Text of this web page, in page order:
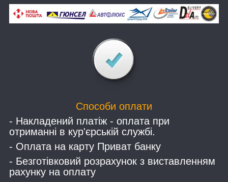
Способи оплати
- Накладений платіж - оплата при
отриманні в кур'єрській службі.
- Оплата на карту Приват банку
- Безготівковий розрахунок з виставленням
рахунку на оплату